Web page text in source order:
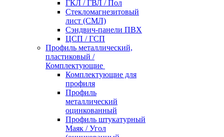
ГКЛ / ГВЛ / Пол
Стекломагнезитовый
лист (СМЛ)
Сэндвич-панели ПВХ
ЦСП / ГСП
Профиль металлический,
пластиковый /
Комплектующие
Комплектующие для
профиля
Профиль
металлический
оцинкованный
Профиль штукатурный
Маяк / Угол